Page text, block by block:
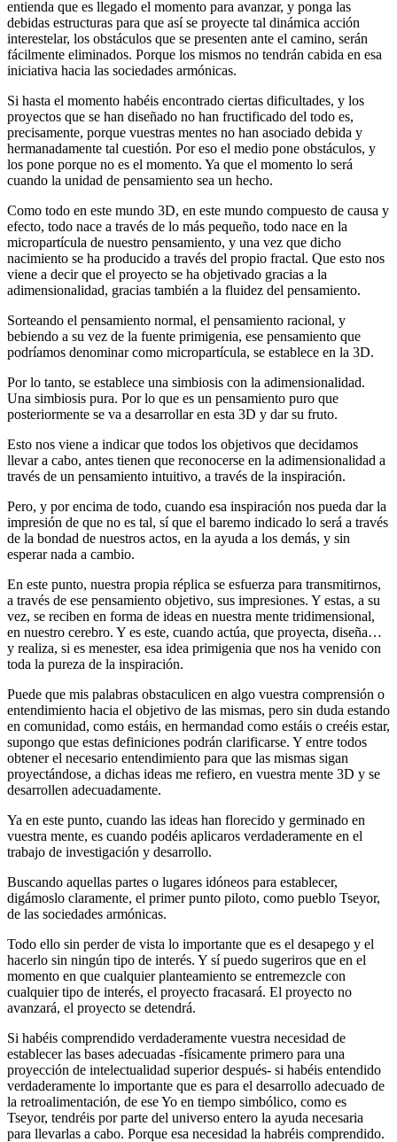
entienda que es llegado el momento para avanzar, y ponga las
debidas estructuras para que así se proyecte tal dinámica acción
interestelar, los obstáculos que se presenten ante el camino, serán
fácilmente eliminados. Porque los mismos no tendrán cabida en esa
iniciativa hacia las sociedades armónicas.
Si hasta el momento habéis encontrado ciertas dificultades, y los
proyectos que se han diseñado no han fructificado del todo es,
precisamente, porque vuestras mentes no han asociado debida y
hermanadamente tal cuestión. Por eso el medio pone obstáculos, y
los pone porque no es el momento. Ya que el momento lo será
cuando la unidad de pensamiento sea un hecho.
Como todo en este mundo 3D, en este mundo compuesto de causa y
efecto, todo nace a través de lo más pequeño, todo nace en la
micropartícula de nuestro pensamiento, y una vez que dicho
nacimiento se ha producido a través del propio fractal. Que esto nos
viene a decir que el proyecto se ha objetivado gracias a la
adimensionalidad, gracias también a la fluidez del pensamiento.
Sorteando el pensamiento normal, el pensamiento racional, y
bebiendo a su vez de la fuente primigenia, ese pensamiento que
podríamos denominar como micropartícula, se establece en la 3D.
Por lo tanto, se establece una simbiosis con la adimensionalidad.
Una simbiosis pura. Por lo que es un pensamiento puro que
posteriormente se va a desarrollar en esta 3D y dar su fruto.
Esto nos viene a indicar que todos los objetivos que decidamos
llevar a cabo, antes tienen que reconocerse en la adimensionalidad a
través de un pensamiento intuitivo, a través de la inspiración.
Pero, y por encima de todo, cuando esa inspiración nos pueda dar la
impresión de que no es tal, sí que el baremo indicado lo será a través
de la bondad de nuestros actos, en la ayuda a los demás, y sin
esperar nada a cambio.
En este punto, nuestra propia réplica se esfuerza para transmitirnos,
a través de ese pensamiento objetivo, sus impresiones. Y estas, a su
vez, se reciben en forma de ideas en nuestra mente tridimensional,
en nuestro cerebro. Y es este, cuando actúa, que proyecta, diseña…
y realiza, si es menester, esa idea primigenia que nos ha venido con
toda la pureza de la inspiración.
Puede que mis palabras obstaculicen en algo vuestra comprensión o
entendimiento hacia el objetivo de las mismas, pero sin duda estando
en comunidad, como estáis, en hermandad como estáis o creéis estar,
supongo que estas definiciones podrán clarificarse. Y entre todos
obtener el necesario entendimiento para que las mismas sigan
proyectándose, a dichas ideas me refiero, en vuestra mente 3D y se
desarrollen adecuadamente.
Ya en este punto, cuando las ideas han florecido y germinado en
vuestra mente, es cuando podéis aplicaros verdaderamente en el
trabajo de investigación y desarrollo.
Buscando aquellas partes o lugares idóneos para establecer,
digámoslo claramente, el primer punto piloto, como pueblo Tseyor,
de las sociedades armónicas.
Todo ello sin perder de vista lo importante que es el desapego y el
hacerlo sin ningún tipo de interés. Y sí puedo sugeriros que en el
momento en que cualquier planteamiento se entremezcle con
cualquier tipo de interés, el proyecto fracasará. El proyecto no
avanzará, el proyecto se detendrá.
Si habéis comprendido verdaderamente vuestra necesidad de
establecer las bases adecuadas -físicamente primero para una
proyección de intelectualidad superior después- si habéis entendido
verdaderamente lo importante que es para el desarrollo adecuado de
la retroalimentación, de ese Yo en tiempo simbólico, como es
Tseyor, tendréis por parte del universo entero la ayuda necesaria
para llevarlas a cabo. Porque esa necesidad la habréis comprendido.